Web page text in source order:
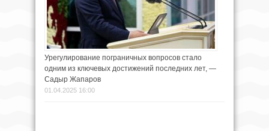
Урегулирование пограничных вопросов стало
одним из ключевых достижений последних лет, —
Садыр Жапаров
01.04.2025 16:00